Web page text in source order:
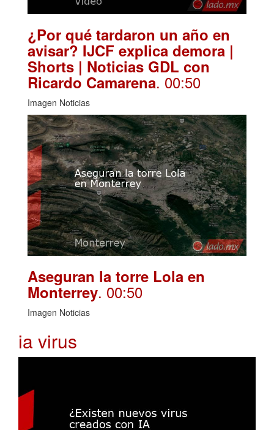
¿Por qué tardaron un año en
avisar? IJCF explica demora |
Shorts | Noticias GDL con
Ricardo Camarena. 00:50
Imagen Noticias
Aseguran la torre Lola en
Monterrey. 00:50
Imagen Noticias
ia virus